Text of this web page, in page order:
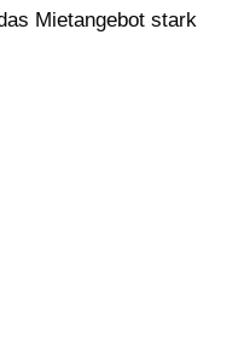
Mietangebot stark